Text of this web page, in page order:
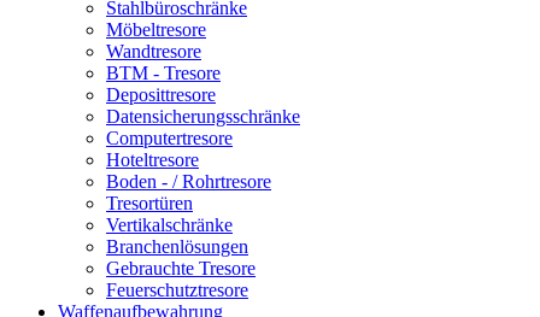
Stahlbüroschränke
Möbeltresore
Wandtresore
BTM - Tresore
Deposittresore
Datensicherungsschränke
Computertresore
Hoteltresore
Boden - / Rohrtresore
Tresortüren
Vertikalschränke
Branchenlösungen
Gebrauchte Tresore
Feuerschutztresore
Waffenaufbewahrung